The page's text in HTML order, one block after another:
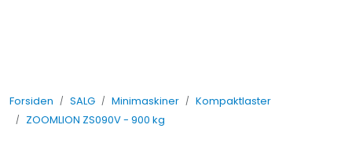
Forsiden SALG Minimaskiner
Kompaktlaster
ZOOMLION ZS090V - 900 kg
SALG